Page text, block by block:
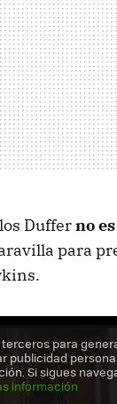
Dufferno
para
para
publicidad
Si sigues
información